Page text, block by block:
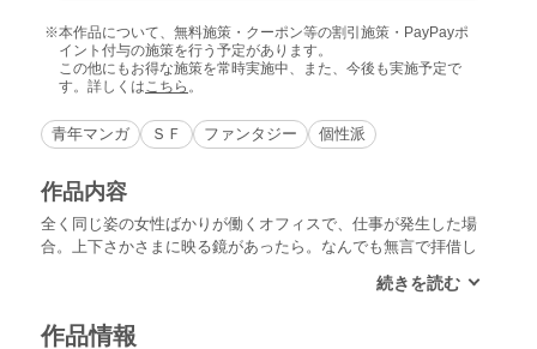
本作品について、無料施策・クーポン等の割引施策・PayPayポ
イント付与の施策を行う予定があります。
この他にもお得な施策を常時実施中、また、今後も実施予定で
す。詳しくは こちら 。
青年マンガ ＳＦ ファンタジー 個性派
作品内容
全く同じ姿の女性ばかりが働くオフィスで、仕事が発生した場
合。上下さかさまに映る鏡があったら。なんでも無言で拝借し
家族…なにげなく、それでいて荒唐無稽な状況がめまぐるしく
庸治の連作短編集!
作品情報